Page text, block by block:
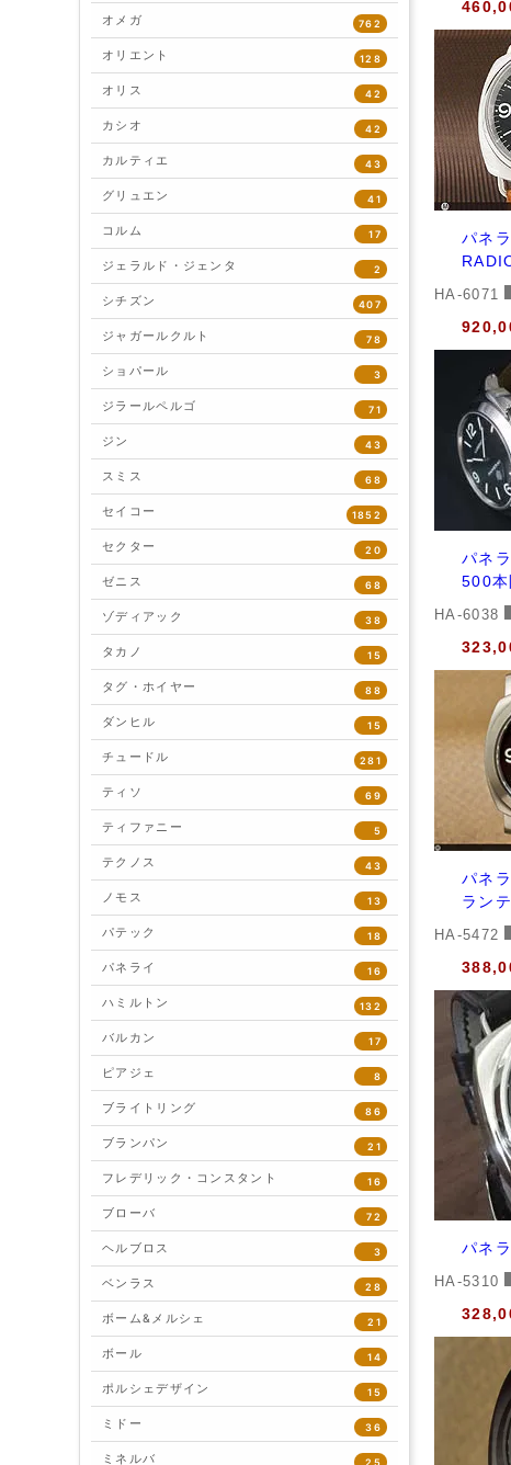
パネ
HA-6071
パネ
500
HA-6038
パネ
ラン
HA-5472
パネ
HA-5310
オメガ 762
オリエント 128
オリス 42
カシオ 42
カルティエ 43
グリュエン 41
コルム 17
ジェラルド・ジェンタ 2
シチズン 407
ジャガールクルト 78
ショパール 3
ジラールペルゴ 71
ジン 43
スミス 68
セイコー 1852
セクター 20
ゼニス 68
ゾディアック 38
タカノ 15
タグ・ホイヤー 88
ダンヒル 15
チュードル 281
ティソ 69
ティファニー 5
テクノス 43
ノモス 13
パテック 18
パネライ 16
ハミルトン 132
バルカン 17
ピアジェ 8
ブライトリング 86
ブランパン 21
フレデリック・コンスタント 16
ブローバ 72
ヘルブロス 3
ベンラス 28
ボーム&メルシェ 21
ボール 14
ポルシェデザイン 15
ミドー 36
ミネルバ 25